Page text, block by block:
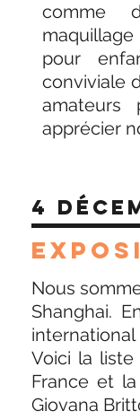
comme
pour
conviviale
amateurs
apprécier
4
Nous
Shanghai.
international
Voici la
France et
Giovana